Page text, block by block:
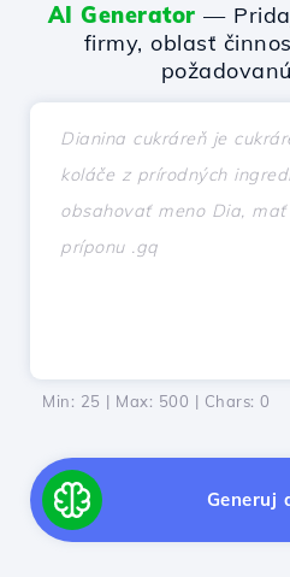
AI Generator —
firmy, oblasť
Min: 25 | Max: 500 | Chars: 0
Generuj